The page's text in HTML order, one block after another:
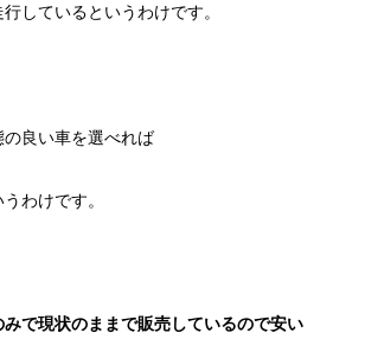
しているというわけです。
良い車を選べれば
わけです。
で現状のままで販売しているので安い